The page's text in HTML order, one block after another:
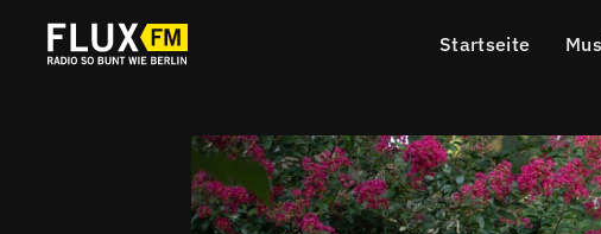
Startseite